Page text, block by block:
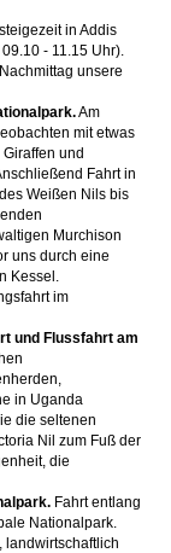
in Addis
- 11.15 Uhr).
unsere
Am
mit etwas
und
Fahrt in
Weißen Nils bis
Murchison
uns durch eine
Kessel.
im
und Flussfahrt am
in Uganda
die seltenen
Nil zum Fuß der
die
Fahrt entlang
Nationalpark.
landwirtschaftlich